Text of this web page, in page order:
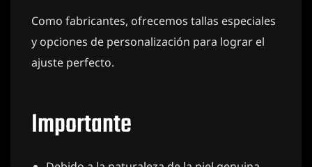
Como fabricantes, ofrecemos tallas especiales
y opciones de personalización para lograr el
ajuste perfecto.
Importante